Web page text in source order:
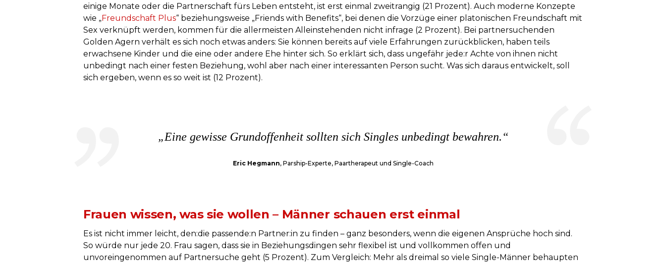
einige Monate oder die Partnerschaft fürs Leben entsteht, ist erst einmal zweitrangig (21 Prozent). Auch moderne Konzepte
wie „Freundschaft Plus“ beziehungsweise „Friends with Benefits“, bei denen die Vorzüge einer platonischen Freundschaft mit
Sex verknüpft werden, kommen für die allermeisten Alleinstehenden nicht infrage (2 Prozent). Bei partnersuchenden
Golden Agern verhält es sich noch etwas anders: Sie können bereits auf viele Erfahrungen zurückblicken, haben teils
erwachsene Kinder und die eine oder andere Ehe hinter sich. So erklärt sich, dass ungefähr jede:r Achte von ihnen nicht
unbedingt nach einer festen Beziehung, wohl aber nach einer interessanten Person sucht. Was sich daraus entwickelt, soll
sich ergeben, wenn es so weit ist (12 Prozent).
„Eine gewisse Grundoffenheit sollten sich Singles unbedingt bewahren.“
Eric Hegmann, Parship-Experte, Paartherapeut und Single-Coach
Frauen wissen, was sie wollen – Männer schauen erst einmal
Es ist nicht immer leicht, den:die passende:n Partner:in zu finden – ganz besonders, wenn die eigenen Ansprüche hoch sind.
So würde nur jede 20. Frau sagen, dass sie in Beziehungsdingen sehr flexibel ist und vollkommen offen und
unvoreingenommen auf Partnersuche geht (5 Prozent). Zum Vergleich: Mehr als dreimal so viele Single-Männer behaupten